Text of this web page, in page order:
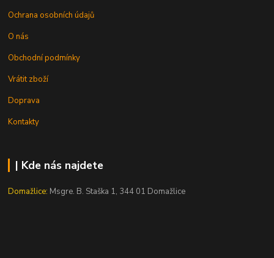
Ochrana osobních údajů
O nás
Obchodní podmínky
Vrátit zboží
Doprava
Kontakty
| Kde nás najdete
Domažlice: Msgre. B. Staška 1, 344 01 Domažlice